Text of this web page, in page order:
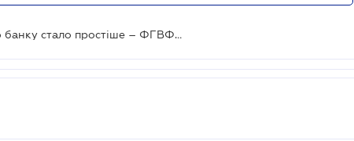
Отримати вклад із ліквідованого банку стало простіше – ФГВФО оновила процедуру виплат